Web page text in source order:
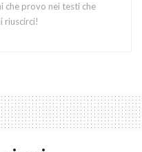
che provo nei testi che
riuscirci!